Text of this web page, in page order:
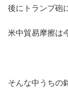
後にトランプ砲
米中貿易摩擦は
そんな中うちの